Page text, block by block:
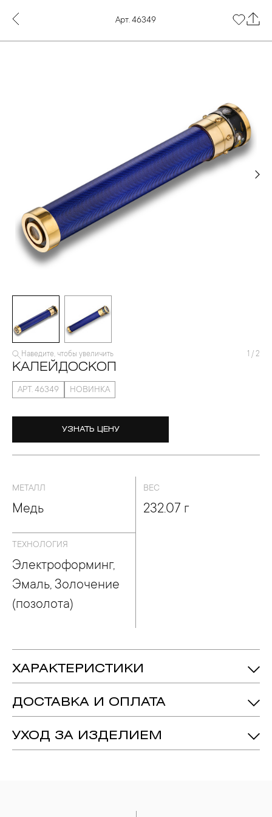
Арт. 46349
Наведите, чтобы увеличить 1 / 2
КАЛЕЙДОСКОП
АРТ. 46349 НОВИНКА
УЗНАТЬ ЦЕНУ
МЕТАЛЛ
Медь
ВЕС
232.07 г
ТЕХНОЛОГИЯ
Электроформинг,
Эмаль, Золочение
(позолота)
ХАРАКТЕРИСТИКИ
Технология:
Электроформинг, Эмаль, Золочение
(позолота)
ДОСТАВКА И ОПЛАТА
УХОД ЗА ИЗДЕЛИЕМ
активный кислород и при нанесении косметических